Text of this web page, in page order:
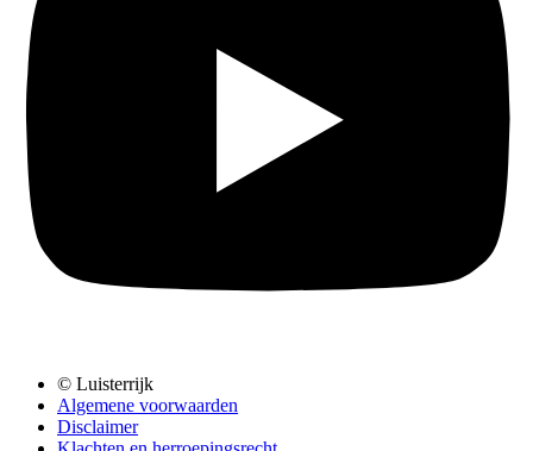
© Luisterrijk
Algemene voorwaarden
Disclaimer